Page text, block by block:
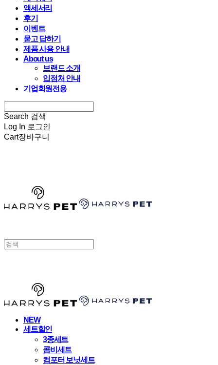
액세서리
후기
이벤트
묻고 답하기
제품 사용 안내
About us
브랜드 소개
입점처 안내
기업회원전용
Search 검색
Log In 로그인
Cart장바구니
NEW
세트할인
3종세트
콤비세트
컴포터 보닛세트